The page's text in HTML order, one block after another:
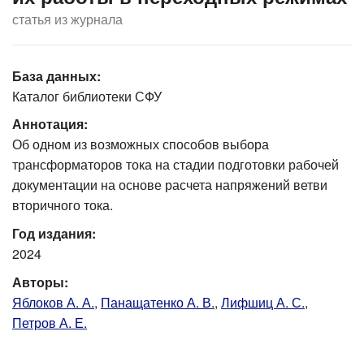
статья из журнала
База данных:
Каталог библиотеки СФУ
Аннотация:
Об одном из возможных способов выбора
трансформаторов тока на стадии подготовки рабочей
документации на основе расчета напряжений ветви
вторичного тока.
Год издания:
2024
Авторы:
Яблоков А. А., Панащатенко А. В., Лифшиц А. С.,
Петров А. Е.